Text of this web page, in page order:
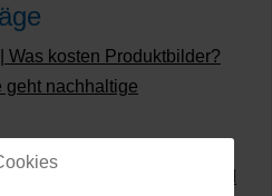
Was kosten Produktbilder?
geht nachhaltige
kommt es an!
transparentem Hintergrund